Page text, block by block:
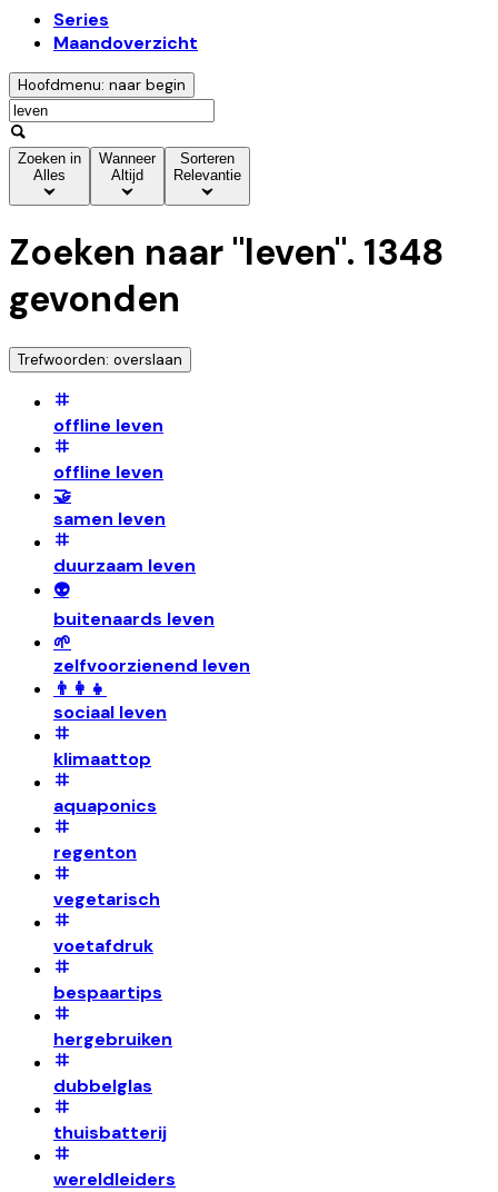
Series
Maandoverzicht
Hoofdmenu: naar begin
Zoeken in
Alles
Wanneer
Altijd
Sorteren
Relevantie
Zoeken naar "leven". 1348
gevonden
Trefwoorden: overslaan
offline leven
offline leven
🤝
samen leven
duurzaam leven
👽
buitenaards leven
🌱
zelfvoorzienend leven
👨‍👩‍👧
sociaal leven
klimaattop
aquaponics
regenton
vegetarisch
voetafdruk
bespaartips
hergebruiken
dubbelglas
thuisbatterij
wereldleiders